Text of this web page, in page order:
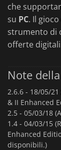
che
su PC. Il
strumento di
offerte
Note
2.6.6 - 18/05/
& II Enhanced
2.5 - 05/03/18
1.4 - 04/03/15
Enhanced
disponibili.)